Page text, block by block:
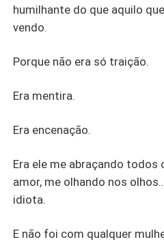
humilhante do que aquilo
vendo.
Porque não era só traição.
Era mentira.
Era encenação.
Era ele me abraçando todos
amor, me olhando nos
idiota.
E não foi com qualquer